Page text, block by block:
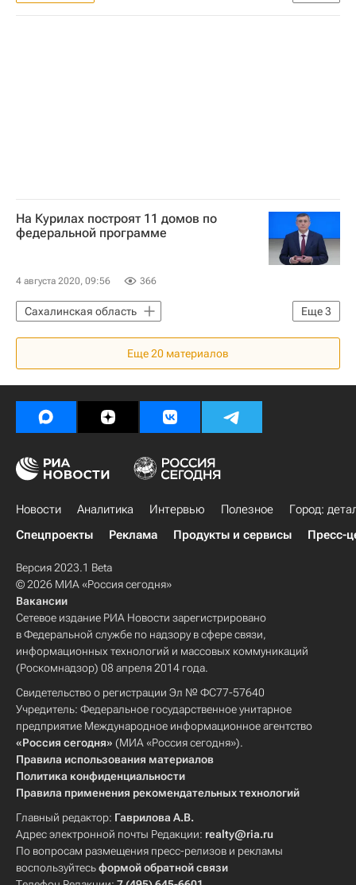
Федеральное агентство по туризму (Ростуризм)
На Курилах построят 11 домов по
федеральной программе
4 августа 2020, 09:56 366
Еще3
Сахалинская область
Курильские острова
Валерий Лимаренко
Жилье
Еще20 материалов
Новости Аналитика Интервью Полезное
Город:
Спецпроекты
Реклама Продукты и сервисы Пресс-
Версия 2023.1 Beta
© 2026 МИА «Россия сегодня»
Вакансии
Сетевое издание РИА Новости зарегистрировано
в Федеральной службе по надзору в сфере связи,
информационных технологий и массовых коммуникаций
(Роскомнадзор) 08 апреля 2014 года.
Свидетельство о регистрации Эл № ФС77-57640
Учредитель: Федеральное государственное унитарное
предприятие Международное информационное агентство
«Россия сегодня» (МИА «Россия сегодня»).
Правила использования материалов
Политика конфиденциальности
Правила применения рекомендательных технологий
Главный редактор: Гаврилова А.В.
Адрес электронной почты Редакции: realty@ria.ru
По вопросам размещения пресс-релизов и рекламы
воспользуйтесьформой обратной связи